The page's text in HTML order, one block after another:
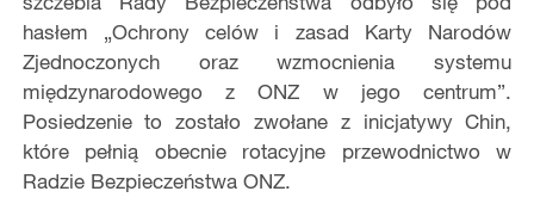
hasłem „Ochrony celów i zasad Karty Narodów
Zjednoczonych oraz wzmocnienia systemu
międzynarodowego z ONZ w jego centrum”.
Posiedzenie to zostało zwołane z inicjatywy Chin,
które pełnią obecnie rotacyjne przewodnictwo w
Radzie Bezpieczeństwa ONZ.